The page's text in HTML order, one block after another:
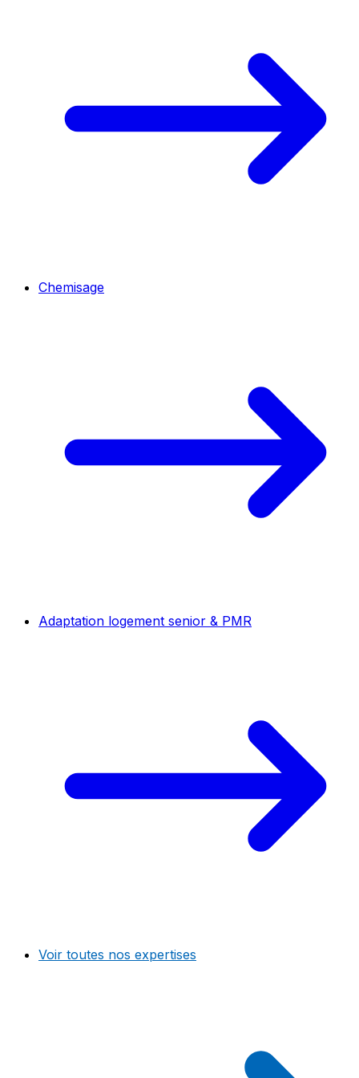
Chemisage
Adaptation logement senior & PMR
Voir toutes nos expertises